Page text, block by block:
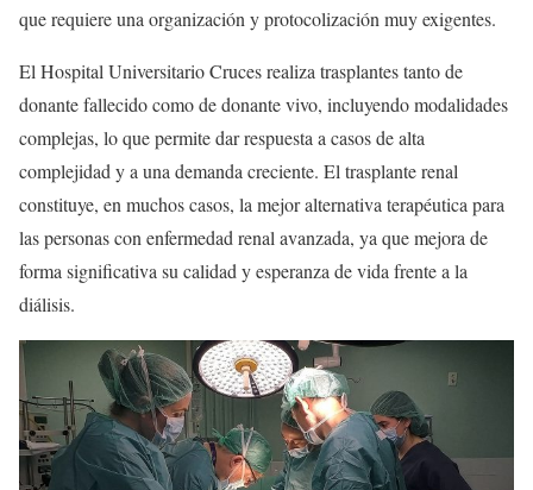
que requiere una organización y protocolización muy exigentes.
El Hospital Universitario Cruces realiza trasplantes tanto de
donante fallecido como de donante vivo, incluyendo modalidades
complejas, lo que permite dar respuesta a casos de alta
complejidad y a una demanda creciente. El trasplante renal
constituye, en muchos casos, la mejor alternativa terapéutica para
las personas con enfermedad renal avanzada, ya que mejora de
forma significativa su calidad y esperanza de vida frente a la
diálisis.